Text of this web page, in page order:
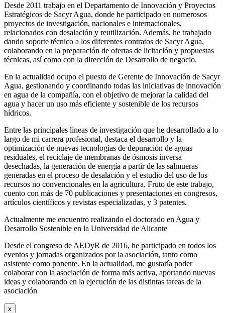
Desde 2011 trabajo en el Departamento de Innovación y Proyectos
Estratégicos de Sacyr Agua, donde he participado en numerosos
proyectos de investigación, nacionales e internacionales,
relacionados con desalación y reutilización. Además, he trabajado
dando soporte técnico a los diferentes contratos de Sacyr Agua,
colaborando en la preparación de ofertas de licitación y propuestas
técnicas, así como con la dirección de Desarrollo de negocio.
En la actualidad ocupo el puesto de Gerente de Innovación de Sacyr
Agua, gestionando y coordinando todas las iniciativas de innovación
en agua de la compañía, con el objetivo de mejorar la calidad del
agua y hacer un uso más eficiente y sostenible de los recursos
hídricos.
Entre las principales líneas de investigación que he desarrollado a lo
largo de mi carrera profesional, destaca el desarrollo y la
optimización de nuevas tecnologías de depuración de aguas
residuales, el reciclaje de membranas de ósmosis inversa
desechadas, la generación de energía a partir de las salmueras
generadas en el proceso de desalación y el estudio del uso de los
recursos no convencionales en la agricultura. Fruto de este trabajo,
cuento con más de 70 publicaciones y presentaciones en congresos,
artículos científicos y revistas especializadas, y 3 patentes.
Actualmente me encuentro realizando el doctorado en Agua y
Desarrollo Sostenible en la Universidad de Alicante
Desde el congreso de AEDyR de 2016, he participado en todos los
eventos y jornadas organizados por la asociación, tanto como
asistente como ponente. En la actualidad, me gustaría poder
colaborar con la asociación de forma más activa, aportando nuevas
ideas y colaborando en la ejecución de las distintas tareas de la
asociación
x